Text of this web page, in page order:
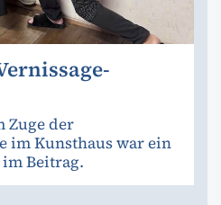
Zuge der
im Kunsthaus war ein
Beitrag.